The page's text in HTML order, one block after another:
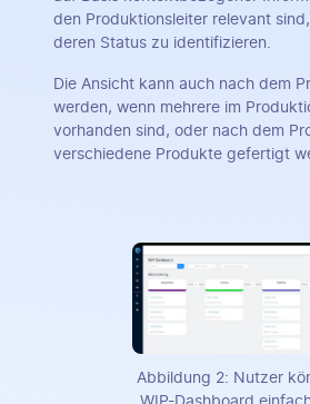
den Produktionsleiter relevant
deren Status zu identifizieren.
Die Ansicht kann auch nach dem
werden, wenn mehrere im
vorhanden sind, oder nach dem
verschiedene Produkte gefertigt
Abbildung 2: Nutzer